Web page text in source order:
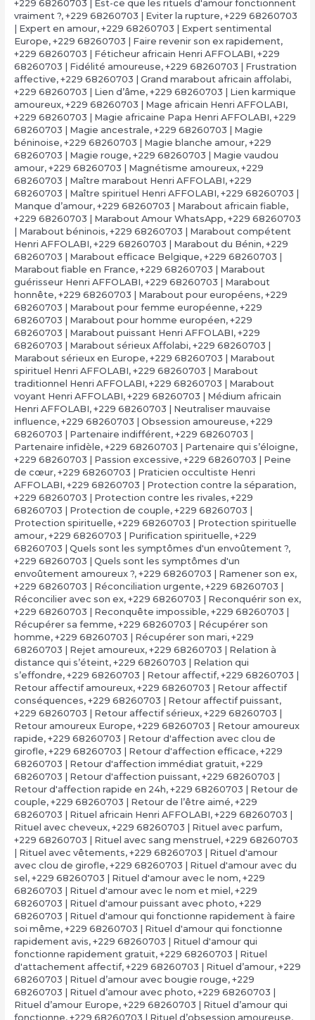
+229 68260703 | Est-ce que les rituels d'amour fonctionnent
vraiment ?, +229 68260703 | Eviter la rupture, +229 68260703
| Expert en amour, +229 68260703 | Expert sentimental
Europe, +229 68260703 | Faire revenir son ex rapidement,
+229 68260703 | Féticheur africain Henri AFFOLABI, +229
68260703 | Fidélité amoureuse, +229 68260703 | Frustration
affective, +229 68260703 | Grand marabout africain affolabi,
+229 68260703 | Lien d’âme, +229 68260703 | Lien karmique
amoureux, +229 68260703 | Mage africain Henri AFFOLABI,
+229 68260703 | Magie africaine Papa Henri AFFOLABI, +229
68260703 | Magie ancestrale, +229 68260703 | Magie
béninoise, +229 68260703 | Magie blanche amour, +229
68260703 | Magie rouge, +229 68260703 | Magie vaudou
amour, +229 68260703 | Magnétisme amoureux, +229
68260703 | Maître marabout Henri AFFOLABI, +229
68260703 | Maître spirituel Henri AFFOLABI, +229 68260703 |
Manque d’amour, +229 68260703 | Marabout africain fiable,
+229 68260703 | Marabout Amour WhatsApp, +229 68260703
| Marabout béninois, +229 68260703 | Marabout compétent
Henri AFFOLABI, +229 68260703 | Marabout du Bénin, +229
68260703 | Marabout efficace Belgique, +229 68260703 |
Marabout fiable en France, +229 68260703 | Marabout
guérisseur Henri AFFOLABI, +229 68260703 | Marabout
honnête, +229 68260703 | Marabout pour européens, +229
68260703 | Marabout pour femme européenne, +229
68260703 | Marabout pour homme européen, +229
68260703 | Marabout puissant Henri AFFOLABI, +229
68260703 | Marabout sérieux Affolabi, +229 68260703 |
Marabout sérieux en Europe, +229 68260703 | Marabout
spirituel Henri AFFOLABI, +229 68260703 | Marabout
traditionnel Henri AFFOLABI, +229 68260703 | Marabout
voyant Henri AFFOLABI, +229 68260703 | Médium africain
Henri AFFOLABI, +229 68260703 | Neutraliser mauvaise
influence, +229 68260703 | Obsession amoureuse, +229
68260703 | Partenaire indifférent, +229 68260703 |
Partenaire infidèle, +229 68260703 | Partenaire qui s’éloigne,
+229 68260703 | Passion excessive, +229 68260703 | Peine
de cœur, +229 68260703 | Praticien occultiste Henri
AFFOLABI, +229 68260703 | Protection contre la séparation,
+229 68260703 | Protection contre les rivales, +229
68260703 | Protection de couple, +229 68260703 |
Protection spirituelle, +229 68260703 | Protection spirituelle
amour, +229 68260703 | Purification spirituelle, +229
68260703 | Quels sont les symptômes d'un envoûtement ?,
+229 68260703 | Quels sont les symptômes d'un
envoûtement amoureux ?, +229 68260703 | Ramener son ex,
+229 68260703 | Réconciliation urgente, +229 68260703 |
Réconcilier avec son ex, +229 68260703 | Reconquérir son ex,
+229 68260703 | Reconquête impossible, +229 68260703 |
Récupérer sa femme, +229 68260703 | Récupérer son
homme, +229 68260703 | Récupérer son mari, +229
68260703 | Rejet amoureux, +229 68260703 | Relation à
distance qui s’éteint, +229 68260703 | Relation qui
s’effondre, +229 68260703 | Retour affectif, +229 68260703 |
Retour affectif amoureux, +229 68260703 | Retour affectif
conséquences, +229 68260703 | Retour affectif puissant,
+229 68260703 | Retour affectif sérieux, +229 68260703 |
Retour amoureux Europe, +229 68260703 | Retour amoureux
rapide, +229 68260703 | Retour d'affection avec clou de
girofle, +229 68260703 | Retour d'affection efficace, +229
68260703 | Retour d'affection immédiat gratuit, +229
68260703 | Retour d'affection puissant, +229 68260703 |
Retour d'affection rapide en 24h, +229 68260703 | Retour de
couple, +229 68260703 | Retour de l’être aimé, +229
68260703 | Rituel africain Henri AFFOLABI, +229 68260703 |
Rituel avec cheveux, +229 68260703 | Rituel avec parfum,
+229 68260703 | Rituel avec sang menstruel , +229 68260703
| Rituel avec vêtements, +229 68260703 | Rituel d'amour
avec clou de girofle, +229 68260703 | Rituel d'amour avec du
sel , +229 68260703 | Rituel d'amour avec le nom, +229
68260703 | Rituel d'amour avec le nom et miel , +229
68260703 | Rituel d'amour puissant avec photo, +229
68260703 | Rituel d'amour qui fonctionne rapidement à faire
soi même, +229 68260703 | Rituel d'amour qui fonctionne
rapidement avis, +229 68260703 | Rituel d'amour qui
fonctionne rapidement gratuit, +229 68260703 | Rituel
d'attachement affectif, +229 68260703 | Rituel d’amour, +229
68260703 | Rituel d’amour avec bougie rouge, +229
68260703 | Rituel d’amour avec photo, +229 68260703 |
Rituel d’amour Europe, +229 68260703 | Rituel d’amour qui
fonctionne, +229 68260703 | Rituel d’obsession amoureuse,